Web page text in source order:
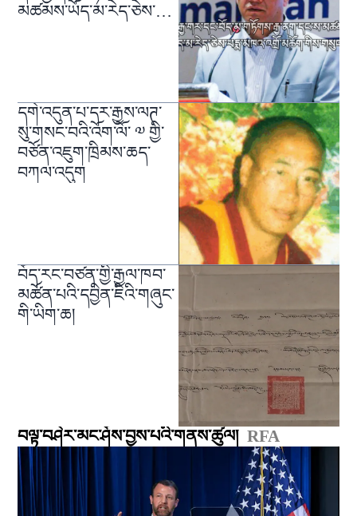
མཚམས་ཡོད་མ་རེད་ཅེས་
དགེ་འདུན་པ་དར་རྒྱས་ལཊ་
སུ་གསང་བའི་འོག་ལོ་ ༧ གྱི་
བཙོན་འཇུག་ཁྲིམས་ཆད་
བཀལ་འདུག
བོད་རང་བཙན་གྱི་རྒྱལ་ཁབ་
མཚོན་པའི་དབྱིན་ཇིའི་གཞུང་
གི་ཡིག་ཆ།
བལྟ་བཤེར་མང་ཤོས་བྱས་པའི་གནས་ཚུལ། RFA